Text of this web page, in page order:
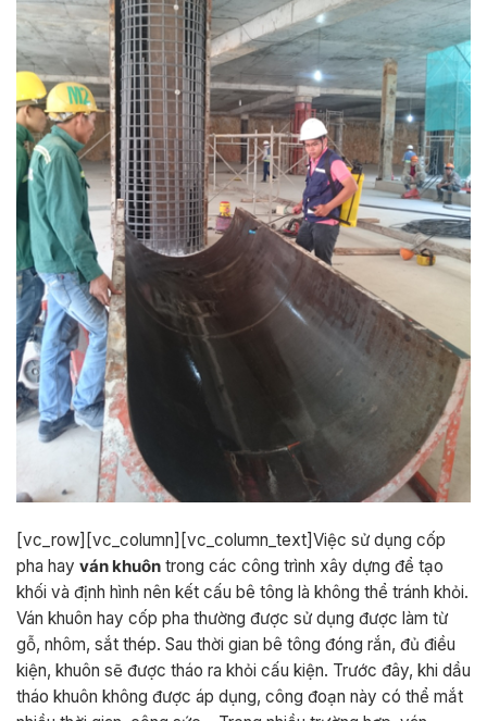
[vc_row][vc_column][vc_column_text]Việc sử dụng cốp
pha hay ván khuôn trong các công trình xây dựng để tạo
khối và định hình nên kết cấu bê tông là không thể tránh khỏi.
Ván khuôn hay cốp pha thường được sử dụng được làm từ
gỗ, nhôm, sắt thép. Sau thời gian bê tông đóng rắn, đủ điều
kiện, khuôn sẽ được tháo ra khỏi cấu kiện. Trước đây, khi dầu
tháo khuôn không được áp dụng, công đoạn này có thể mắt